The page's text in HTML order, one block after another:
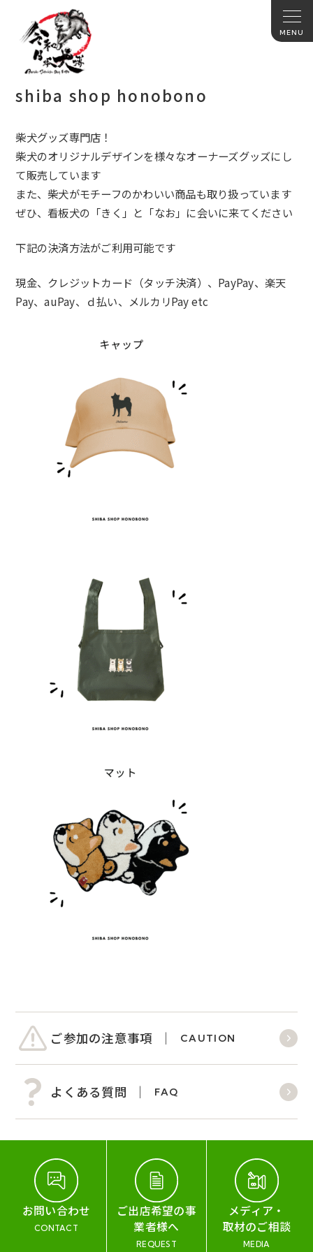
shiba shop honobono
柴犬グッズ専門店！
柴犬のオリジナルデザインを様々なオーナーズグッズにし
て販売しています
また、柴犬がモチーフのかわいい商品も取り扱っています
ぜひ、看板犬の「きく」と「なお」に会いに来てください
下記の決済方法がご利用可能です
現金、クレジットカード（タッチ決済）、PayPay、楽天
Pay、auPay、ｄ払い、メルカリPay etc
ご参加の注意事項 CAUTION
よくある質問 FAQ
お問い合わせ
CONTACT
ご出店希望の事
業者様へ
REQUEST
メディア・
取材のご相談
MEDIA